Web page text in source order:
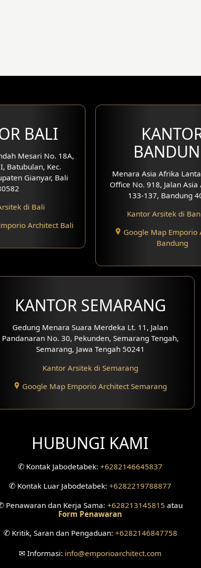
BALI
Mesari No. 18A,
Batubulan, Kec.
Gianyar, Bali
di Bali
Architect Bali
Menara Asia Afrika
Office No. 918, Jalan
133-137, Bandung
Kantor Arsitek di
Google Map Emporio
Bandung
KANTOR SEMARANG
Gedung Menara Suara Merdeka Lt. 11, Jalan
Pandanaran No. 30, Pekunden, Semarang Tengah,
Semarang, Jawa Tengah 50241
Kantor Arsitek di Semarang
Google Map Emporio Architect Semarang
HUBUNGI KAMI
✆ Kontak Jabodetabek:+6282146645837
✆ Kontak Luar Jabodetabek:+6282219788877
Penawaran dan Kerja Sama:+628213145815 atau
Form Penawaran
✆Kritik, Saran dan Pengaduan: +6282146847758
✉ Informasi: info@emporioarchitect.com